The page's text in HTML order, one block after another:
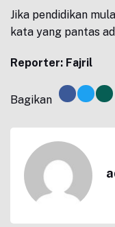
Jika pendidikan
kata yang pantas
Reporter: Fajril
Bagikan